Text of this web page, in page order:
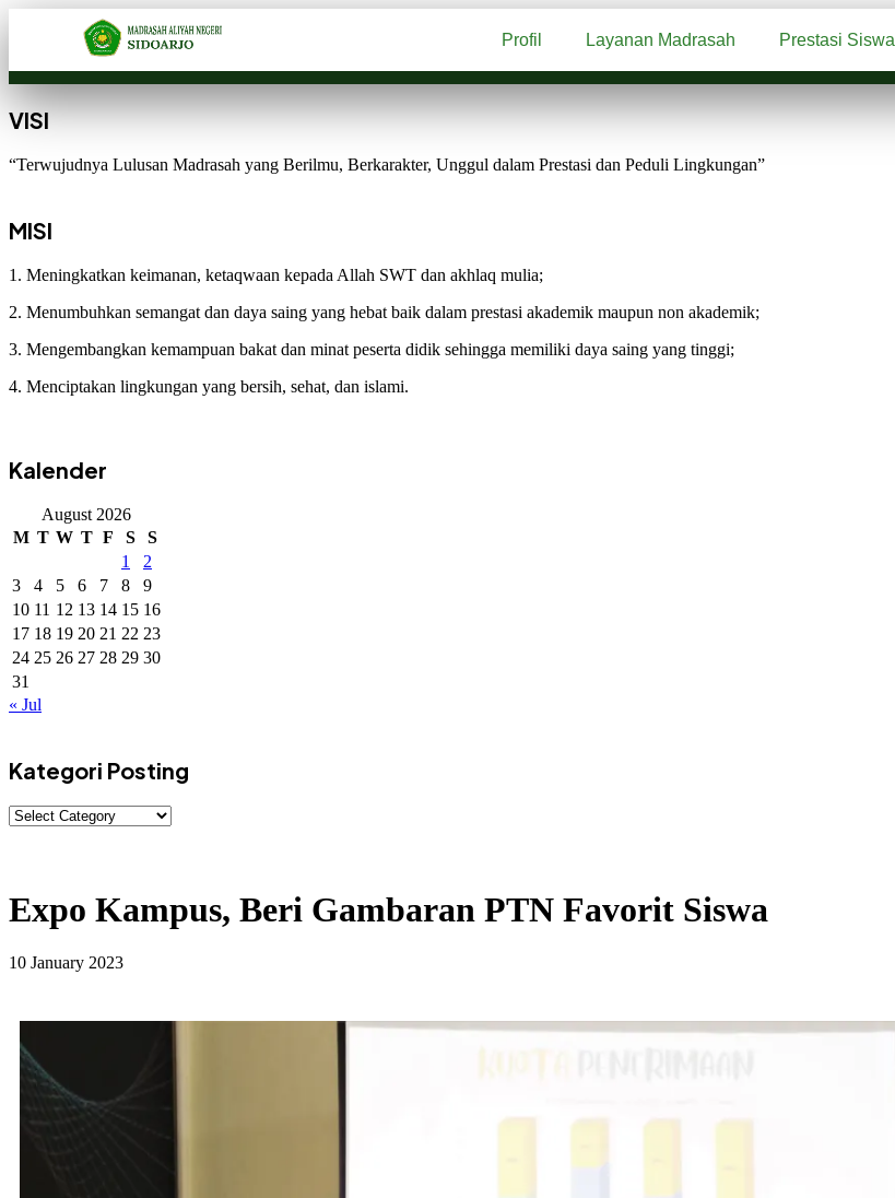
Profil Layanan Madrasah Prestasi Siswa
VISI
“Terwujudnya Lulusan Madrasah yang Berilmu, Berkarakter, Unggul dalam Prestasi dan Peduli Lingkungan”
MISI
1. Meningkatkan keimanan, ketaqwaan kepada Allah SWT dan akhlaq mulia;
2. Menumbuhkan semangat dan daya saing yang hebat baik dalam prestasi akademik maupun non akademik;
3. Mengembangkan kemampuan bakat dan minat peserta didik sehingga memiliki daya saing yang tinggi;
4. Menciptakan lingkungan yang bersih, sehat, dan islami.
Kalender
August 2026
M T W T F S
S
1
2
3
4 5 6 7 8
9
10 11 12 13 14 15 16
17 18 19 20 21 22 23
24 25 26 27 28 29 30
31
« Jul
Kategori Posting
Expo Kampus, Beri Gambaran PTN Favorit Siswa
10 January 2023